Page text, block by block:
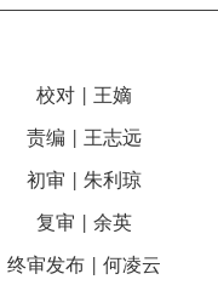
校对| 王嫡
责编 王志远
初审 朱利琼
复审 余英
终审发布| 何凌云